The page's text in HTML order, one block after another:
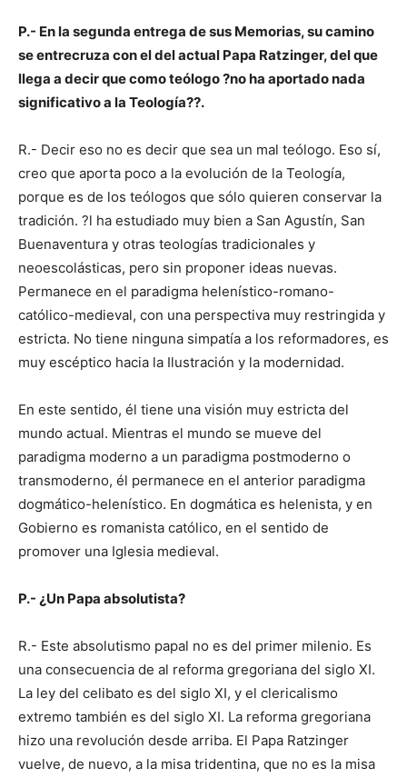
P.- En la segunda entrega de sus Memorias, su camino
se entrecruza con el del actual Papa Ratzinger, del que
llega a decir que como teólogo ?no ha aportado nada
significativo a la Teología??.
R.- Decir eso no es decir que sea un mal teólogo. Eso sí,
creo que aporta poco a la evolución de la Teología,
porque es de los teólogos que sólo quieren conservar la
tradición. ?l ha estudiado muy bien a San Agustín, San
Buenaventura y otras teologías tradicionales y
neoescolásticas, pero sin proponer ideas nuevas.
Permanece en el paradigma helenístico-romano-
católico-medieval, con una perspectiva muy restringida y
estricta. No tiene ninguna simpatía a los reformadores, es
muy escéptico hacia la Ilustración y la modernidad.
En este sentido, él tiene una visión muy estricta del
mundo actual. Mientras el mundo se mueve del
paradigma moderno a un paradigma postmoderno o
transmoderno, él permanece en el anterior paradigma
dogmático-helenístico. En dogmática es helenista, y en
Gobierno es romanista católico, en el sentido de
promover una Iglesia medieval.
P.- ¿Un Papa absolutista?
R.- Este absolutismo papal no es del primer milenio. Es
una consecuencia de al reforma gregoriana del siglo XI.
La ley del celibato es del siglo XI, y el clericalismo
extremo también es del siglo XI. La reforma gregoriana
hizo una revolución desde arriba. El Papa Ratzinger
vuelve, de nuevo, a la misa tridentina, que no es la misa